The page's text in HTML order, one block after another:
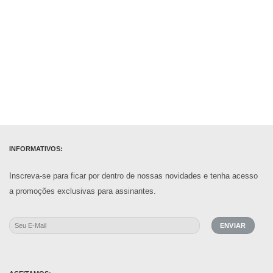
INFORMATIVOS:
Inscreva-se para ficar por dentro de nossas novidades e tenha acesso
a promoções exclusivas para assinantes.